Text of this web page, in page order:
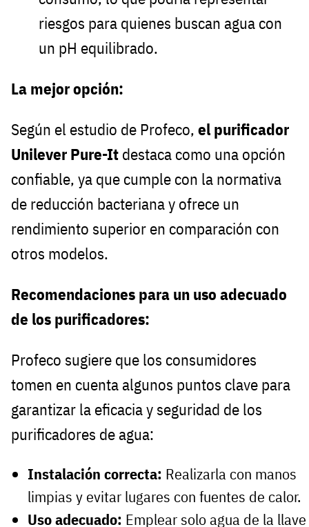
riesgos para quienes buscan agua con
un pH equilibrado.
La mejor opción:
Según el estudio de Profeco, el purificador
Unilever Pure-It destaca como una opción
confiable, ya que cumple con la normativa
de reducción bacteriana y ofrece un
rendimiento superior en comparación con
otros modelos.
Recomendaciones para un uso adecuado
de los purificadores:
Profeco sugiere que los consumidores
tomen en cuenta algunos puntos clave para
garantizar la eficacia y seguridad de los
purificadores de agua:
Instalación correcta: Realizarla con manos
limpias y evitar lugares con fuentes de calor.
Uso adecuado: Emplear solo agua de la llave